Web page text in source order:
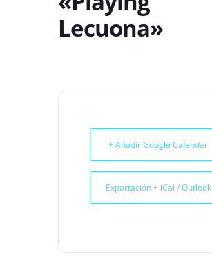
Lecuona»
+ Añadir Google Calendar
Exportación + iCal / Outlook